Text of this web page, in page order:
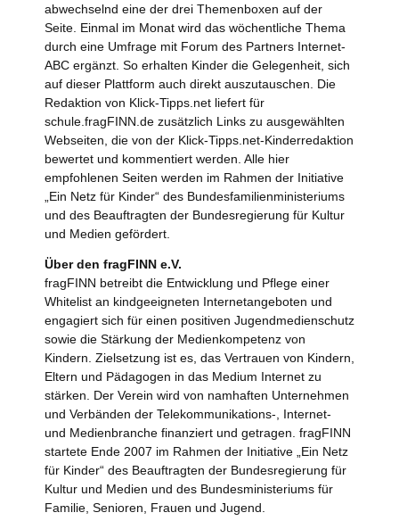
abwechselnd eine der drei Themenboxen auf der
Seite. Einmal im Monat wird das wöchentliche Thema
durch eine Umfrage mit Forum des Partners Internet-
ABC ergänzt. So erhalten Kinder die Gelegenheit, sich
auf dieser Plattform auch direkt auszutauschen. Die
Redaktion von Klick-Tipps.net liefert für
schule.fragFINN.de zusätzlich Links zu ausgewählten
Webseiten, die von der Klick-Tipps.net-Kinderredaktion
bewertet und kommentiert werden. Alle hier
empfohlenen Seiten werden im Rahmen der Initiative
„Ein Netz für Kinder“ des Bundesfamilienministeriums
und des Beauftragten der Bundesregierung für Kultur
und Medien gefördert.
Über den fragFINN e.V.
fragFINN betreibt die Entwicklung und Pflege einer
Whitelist an kindgeeigneten Internetangeboten und
engagiert sich für einen positiven Jugendmedienschutz
sowie die Stärkung der Medienkompetenz von
Kindern. Zielsetzung ist es, das Vertrauen von Kindern,
Eltern und Pädagogen in das Medium Internet zu
stärken. Der Verein wird von namhaften Unternehmen
und Verbänden der Telekommunikations-, Internet-
und Medienbranche finanziert und getragen. fragFINN
startete Ende 2007 im Rahmen der Initiative „Ein Netz
für Kinder“ des Beauftragten der Bundesregierung für
Kultur und Medien und des Bundesministeriums für
Familie, Senioren, Frauen und Jugend.